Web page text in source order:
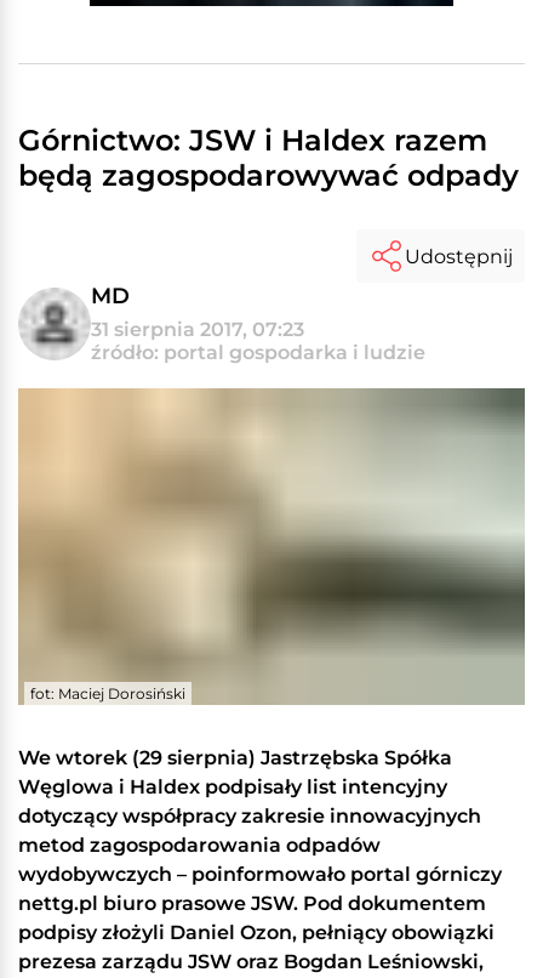
Górnictwo: JSW i Haldex razem
będą zagospodarowywać odpady
MD
31 sierpnia 2017, 07:23
źródło: portal gospodarka i ludzie
Udostępnij
fot: Maciej Dorosiński
We wtorek (29 sierpnia) Jastrzębska Spółka
Węglowa i Haldex podpisały list intencyjny
dotyczący współpracy zakresie innowacyjnych
metod zagospodarowania odpadów
wydobywczych – poinformowało portal górniczy
nettg.pl biuro prasowe JSW. Pod dokumentem
podpisy złożyli Daniel Ozon, pełniący obowiązki
prezesa zarządu JSW oraz Bogdan Leśniowski,